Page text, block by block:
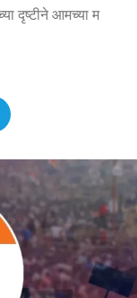
दृष्टीने आमच्या म